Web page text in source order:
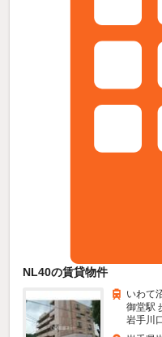
NL40の賃貸物件
いわて
御堂駅
岩手川